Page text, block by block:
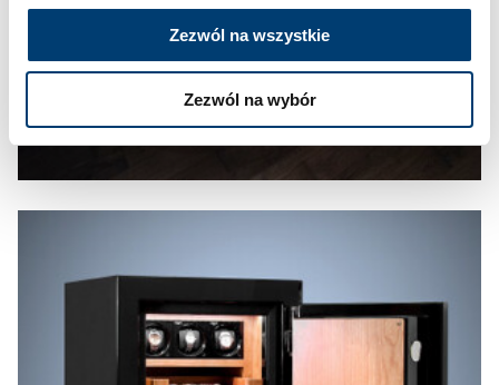
Zezwól na wszystkie
Zezwól na wybór